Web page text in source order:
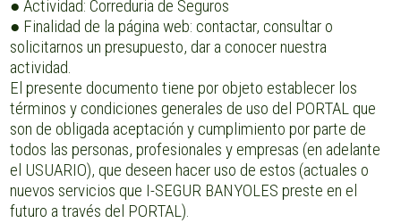
● Actividad: Correduria de Seguros
● Finalidad de la página web: contactar, consultar o
solicitarnos un presupuesto, dar a conocer nuestra
actividad.
El presente documento tiene por objeto establecer los
términos y condiciones generales de uso del PORTAL que
son de obligada aceptación y cumplimiento por parte de
todos las personas, profesionales y empresas (en adelante
el USUARIO), que deseen hacer uso de estos (actuales o
nuevos servicios que I-SEGUR BANYOLES preste en el
futuro a través del PORTAL).